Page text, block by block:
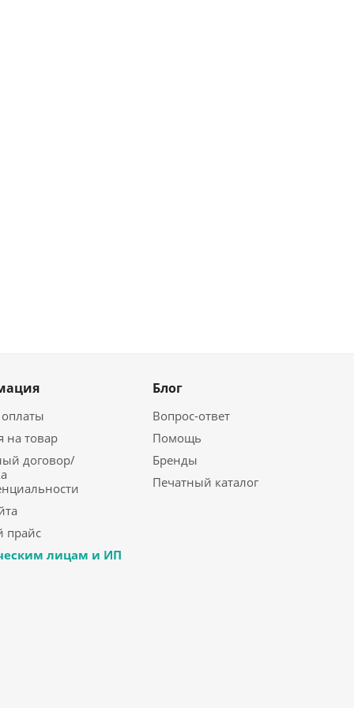
на товар
договор/
прайс
лицам и ИП
Блог
Вопрос-ответ
Помощь
Бренды
Печатный каталог